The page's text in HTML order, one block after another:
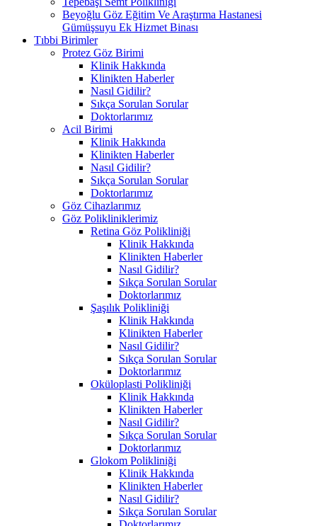
Beyoğlu Göz Eğitim Ve Araştırma Hastanesi
Gümüşsuyu Ek Hizmet Binası
Tıbbi Birimler
Protez Göz Birimi
Klinik Hakkında
Klinikten Haberler
Nasıl Gidilir?
Sıkça Sorulan Sorular
Doktorlarımız
Acil Birimi
Klinik Hakkında
Klinikten Haberler
Nasıl Gidilir?
Sıkça Sorulan Sorular
Doktorlarımız
Göz Cihazlarımız
Göz Polikliniklerimiz
Retina Göz Polikliniği
Klinik Hakkında
Klinikten Haberler
Nasıl Gidilir?
Sıkça Sorulan Sorular
Doktorlarımız
Şaşılık Polikliniği
Klinik Hakkında
Klinikten Haberler
Nasıl Gidilir?
Sıkça Sorulan Sorular
Doktorlarımız
Oküloplasti Polikliniği
Klinik Hakkında
Klinikten Haberler
Nasıl Gidilir?
Sıkça Sorulan Sorular
Doktorlarımız
Glokom Polikliniği
Klinik Hakkında
Klinikten Haberler
Nasıl Gidilir?
Sıkça Sorulan Sorular